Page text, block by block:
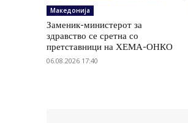
Македонија
Заменик-министерот за
здравство се сретна со
претставници на ХЕМА-ОНКО
06.08.2026 17:40